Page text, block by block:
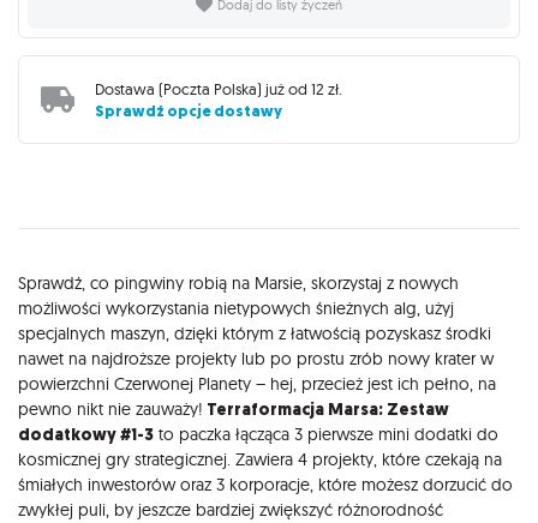
Dodaj do listy życzeń
Dostawa (Poczta Polska) już od 12 zł
Sprawdź opcje dostawy
Opis
Sprawdź, co pingwiny robią na Marsie, skorzystaj z nowych
możliwości wykorzystania nietypowych śnieżnych alg, użyj
specjalnych maszyn, dzięki którym z łatwością pozyskasz środki
nawet na najdroższe projekty lub po prostu zrób nowy krater w
powierzchni Czerwonej Planety – hej, przecież jest ich pełno, na
pewno nikt nie zauważy! Terraformacja Marsa: Zestaw
dodatkowy #1-3 to paczka łącząca 3 pierwsze mini dodatki do
kosmicznej gry strategicznej. Zawiera 4 projekty, które czekają na
śmiałych inwestorów oraz 3 korporacje, które możesz dorzucić do
zwykłej puli, by jeszcze bardziej zwiększyć różnorodność